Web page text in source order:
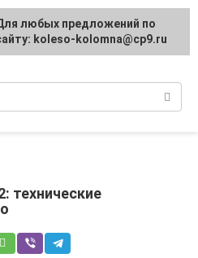
снегоходов,
технические
любых предложений по
koleso-kolomna@cp9.ru